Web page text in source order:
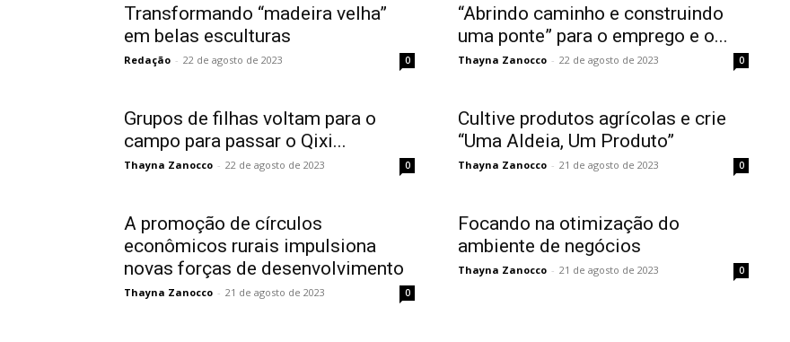
Transformando “madeira velha”
em belas esculturas
Redação - 22 de agosto de 2023 0
“Abrindo caminho e construindo
uma ponte” para o emprego e o...
Thayna Zanocco - 22 de agosto de 2023 0
Grupos de filhas voltam para o
campo para passar o Qixi...
Thayna Zanocco - 22 de agosto de 2023 0
Cultive produtos agrícolas e crie
“Uma Aldeia, Um Produto”
Thayna Zanocco - 21 de agosto de 2023 0
A promoção de círculos
econômicos rurais impulsiona
novas forças de desenvolvimento
Thayna Zanocco - 21 de agosto de 2023 0
Focando na otimização do
ambiente de negócios
Thayna Zanocco - 21 de agosto de 2023 0